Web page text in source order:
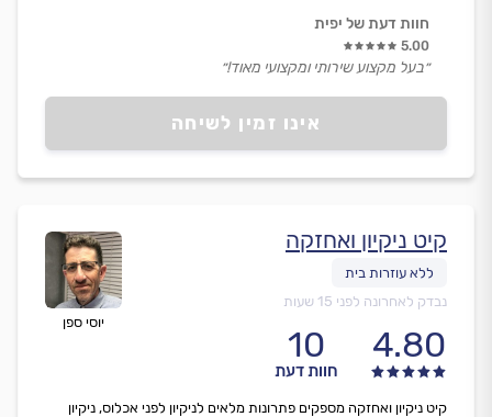
אינו זמין לשיחה
חוות דעת של יפית
5.00
״בעל מקצוע שירותי ומקצועי מאוד!״
יוסי ספן
קיט ניקיון ואחזקה
נבדק לאחרונה לפני 15 שעות
4.80
10
חוות דעת
קיט ניקיון ואחזקה מספקים פתרונות מלאים לניקיון לפני אכלוס, ניקיון